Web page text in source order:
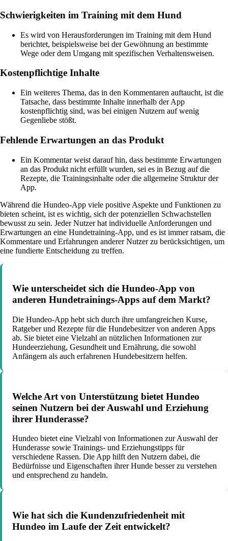
Schwierigkeiten im Training mit dem Hund
Es wird von Herausforderungen im Training mit dem Hund
berichtet, beispielsweise bei der Gewöhnung an bestimmte
Wege oder dem Umgang mit spezifischen Verhaltensweisen.
Kostenpflichtige Inhalte
Ein weiteres Thema, das in den Kommentaren auftaucht, ist die
Tatsache, dass bestimmte Inhalte innerhalb der App
kostenpflichtig sind, was bei einigen Nutzern auf wenig
Gegenliebe stößt.
Fehlende Erwartungen an das Produkt
Ein Kommentar weist darauf hin, dass bestimmte Erwartungen
an das Produkt nicht erfüllt wurden, sei es in Bezug auf die
Rezepte, die Trainingsinhalte oder die allgemeine Struktur der
App.
Während die Hundeo-App viele positive Aspekte und Funktionen zu
bieten scheint, ist es wichtig, sich der potenziellen Schwachstellen
bewusst zu sein. Jeder Nutzer hat individuelle Anforderungen und
Erwartungen an eine Hundetraining-App, und es ist immer ratsam, die
Kommentare und Erfahrungen anderer Nutzer zu berücksichtigen, um
eine fundierte Entscheidung zu treffen.
Wie unterscheidet sich die Hundeo-App von
anderen Hundetrainings-Apps auf dem Markt?
Die Hundeo-App hebt sich durch ihre umfangreichen Kurse,
Ratgeber und Rezepte für die Hundebesitzer von anderen Apps
ab. Sie bietet eine Vielzahl an nützlichen Informationen zur
Hundeerziehung, Gesundheit und Ernährung, die sowohl
Anfängern als auch erfahrenen Hundebesitzern helfen.
Welche Art von Unterstützung bietet Hundeo
seinen Nutzern bei der Auswahl und Erziehung
ihrer Hunderasse?
Hundeo bietet eine Vielzahl von Informationen zur Auswahl der
Hunderasse sowie Trainings- und Erziehungstipps für
verschiedene Rassen. Die App hilft den Nutzern dabei, die
Bedürfnisse und Eigenschaften ihrer Hunde besser zu verstehen
und entsprechend zu handeln.
Wie hat sich die Kundenzufriedenheit mit
Hundeo im Laufe der Zeit entwickelt?